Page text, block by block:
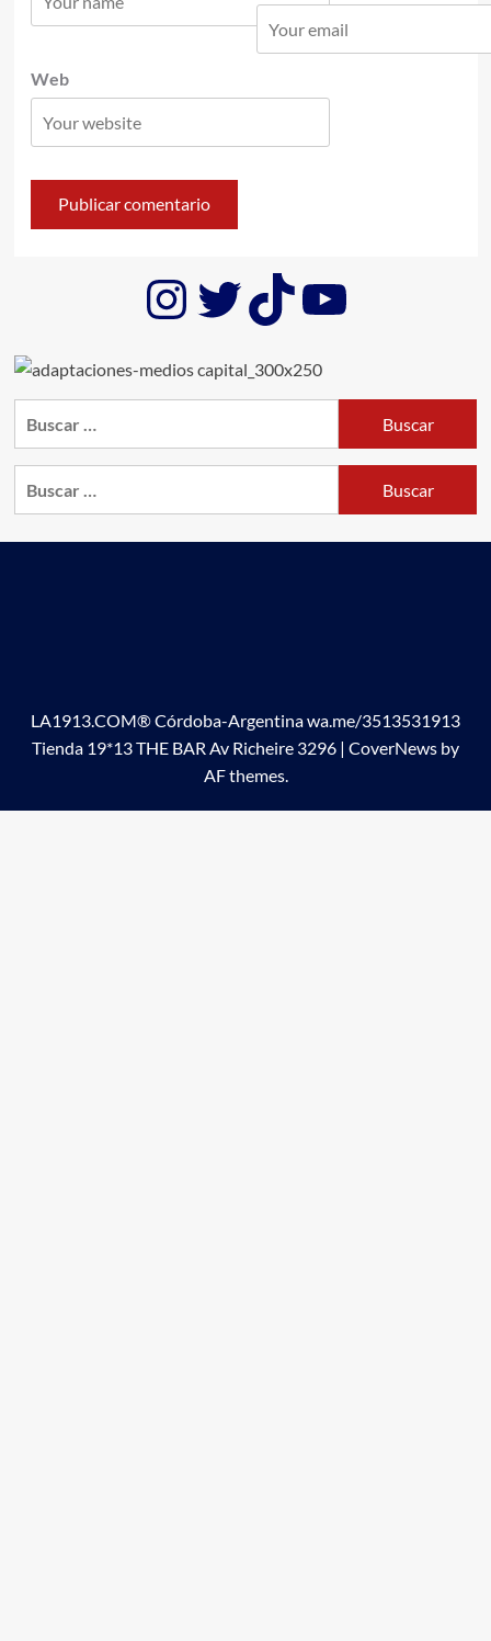
Web
Instagram
Twitter
TikTok
LA1913.COM® Córdoba-Argentina wa.me/3513531913
Tienda 19*13 THE BAR Av Richeire 3296 | CoverNews by
AF themes.